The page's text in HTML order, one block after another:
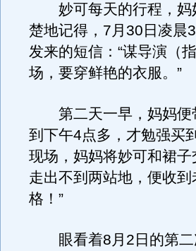
妙可每天的行程，妈
楚地记得，7月30日凌晨
发来的短信：“谋导演（
场，要穿鲜艳的衣服。”
第二天一早，妈妈便
到下午4点多，才勉强买
现场，妈妈将妙可和裙
走出不到两站地，便收
格！”
眼看着8月2日的第二